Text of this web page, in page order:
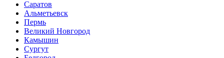
Саратов
Альметьевск
Пермь
Великий Новгород
Камышин
Сургут